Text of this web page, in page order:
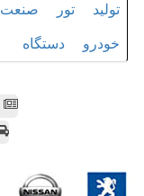
تولید تور صنعت
خودرو دستگاه